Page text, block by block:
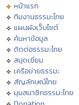
หน้าแรก
ทีมงานธรรมะไทย
แผนผังเว็บไซต์
ค้นหาข้อมูล
ติดต่อธรรมะไทย
สมุดเยี่ยม
เครือข่ายธรรมะ
สัญลักษณ์ไทย
มุมสมาชิกธรรมะไทย